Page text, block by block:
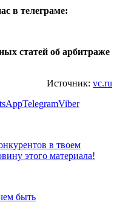
в телеграме:
статей об арбитраже
Источник: vc.ru
TelegramViber
в твоем
этого материала!
быть